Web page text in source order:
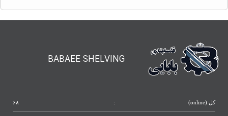
BABAEE SHELVING
کل (online) : ۶۸